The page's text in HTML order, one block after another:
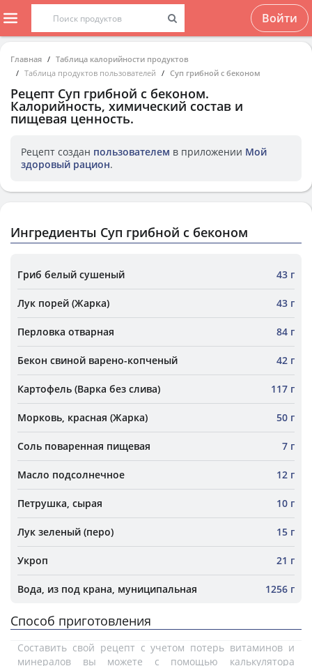
Войти
Главная
Таблица калорийности продуктов
Таблица продуктов пользователей
Суп грибной с беконом
Рецепт Суп грибной с беконом.
Калорийность, химический состав и
пищевая ценность.
Рецепт создан пользователем в приложении Мой
здоровый рацион.
Ингредиенты Суп грибной с беконом
Гриб белый сушеный 43 г
Лук порей (Жарка) 43 г
Перловка отварная 84 г
Бекон свиной варено-копченый 42 г
Картофель (Варка без слива) 117 г
Морковь, красная (Жарка) 50 г
Соль поваренная пищевая 7 г
Масло подсолнечное 12 г
Петрушка, сырая 10 г
Лук зеленый (перо) 15 г
Укроп 21 г
Вода, из под крана, муниципальная 1256 г
Способ приготовления
Составить свой рецепт с учетом потерь витаминов и
минералов вы можете с помощью калькулятора